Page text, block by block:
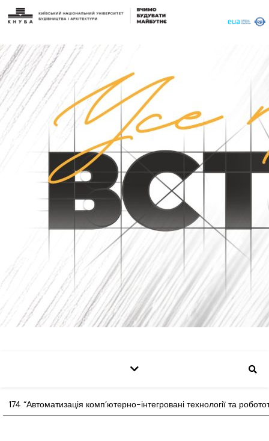
174 “Автоматизація комп’ютерно-інтегровані технології та